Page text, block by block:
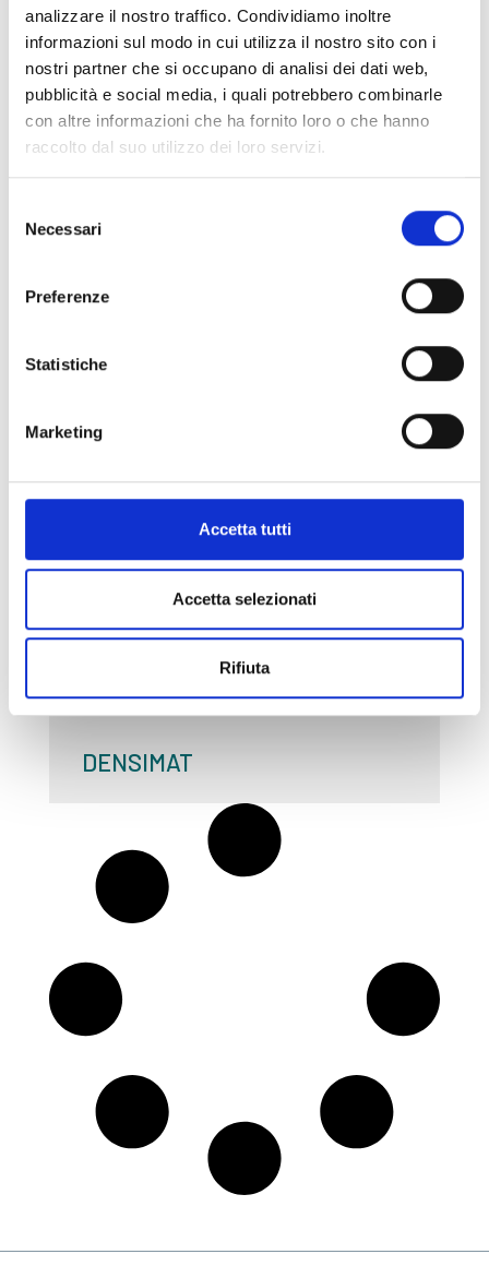
analizzare il nostro traffico. Condividiamo inoltre
informazioni sul modo in cui utilizza il nostro sito con i
nostri partner che si occupano di analisi dei dati web,
pubblicità e social media, i quali potrebbero combinarle
con altre informazioni che ha fornito loro o che hanno
raccolto dal suo utilizzo dei loro servizi.
delNecessari
Preferenze
Statistiche
Marketing
Accetta tutti
Accetta selezionati
Rifiuta
DESANDER
WIND CLEANER
DENSIMAT